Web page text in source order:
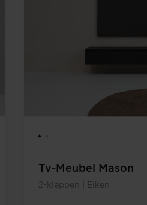
Tv-Meubel Mason
2-kleppen | Eiken